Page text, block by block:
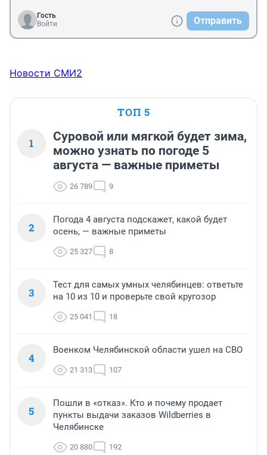
Гость
Войти
Отправить
Новости СМИ2
ТОП 5
1
Суровой или мягкой будет зима,
можно узнать по погоде 5
августа — важные приметы
26 789 9
2
Погода 4 августа подскажет, какой будет
осень, — важные приметы
25 327 8
3
Тест для самых умных челябинцев: ответьте
на 10 из 10 и проверьте свой кругозор
25 041 18
4
Военком Челябинской области ушел на СВО
21 313 107
5
Пошли в «отказ». Кто и почему продает
пункты выдачи заказов Wildberries в
Челябинске
20 880 192